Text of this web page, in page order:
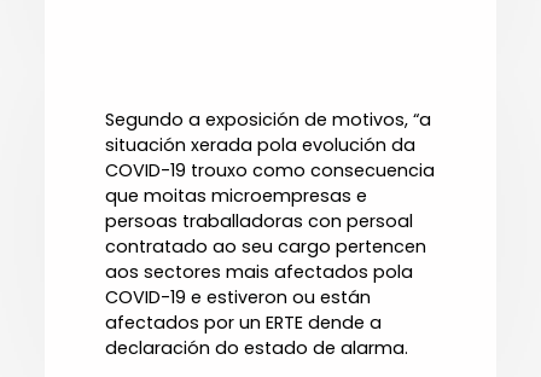
Segundo a exposición de motivos, “a
situación xerada pola evolución da
COVID-19 trouxo como consecuencia
que moitas microempresas e
persoas traballadoras con persoal
contratado ao seu cargo pertencen
aos sectores mais afectados pola
COVID-19 e estiveron ou están
afectados por un ERTE dende a
declaración do estado de alarma.